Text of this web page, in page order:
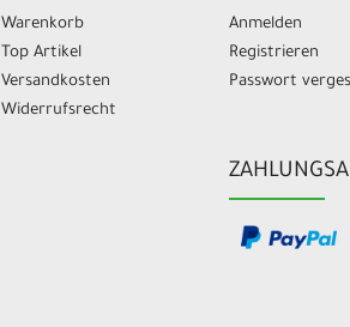
Warenkorb
Top Artikel
Versandkosten
Widerrufsrecht
Anmelden
Registrieren
Passwort